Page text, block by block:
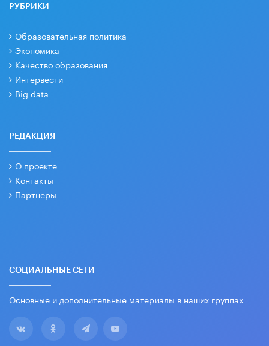
РУБРИКИ
Образовательная политика
Экономика
Качество образования
Интервести
Big data
РЕДАКЦИЯ
О проекте
Контакты
Партнеры
СОЦИАЛЬНЫЕ СЕТИ
Основные и дополнительные материалы в наших группах